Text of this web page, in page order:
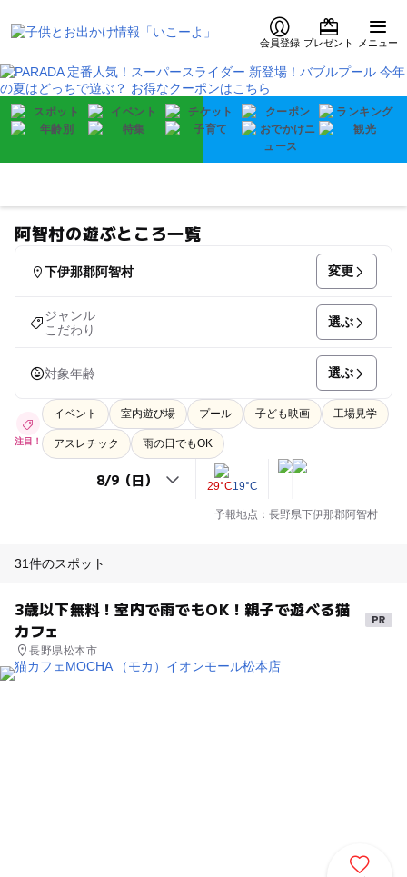
会員登録 プレゼント メニュー
阿智村の遊ぶところ一覧
下伊那郡阿智村 変更
ジャンル
こだわり
選ぶ
対象年齢 選ぶ
注目！
イベント 室内遊び場 プール 子ども映画 工場見学
アスレチック 雨の日でもOK
29°C19°C
予報地点：長野県下伊那郡阿智村
31件のスポット
3歳以下無料！室内で雨でもOK！親子で遊べる猫
カフェ
長野県松本市